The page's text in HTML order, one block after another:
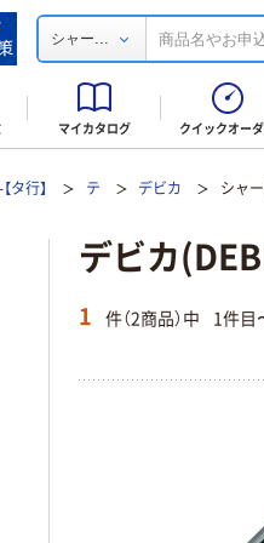
シャー...
マイカタログ クイックオー
タ行】 テ デビカ シャ
デビカ
1 件（2商品）中 1件目